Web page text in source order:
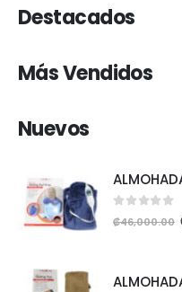
Destacados
Más Vendidos
Nuevos
0out of 5
₡46,000.00